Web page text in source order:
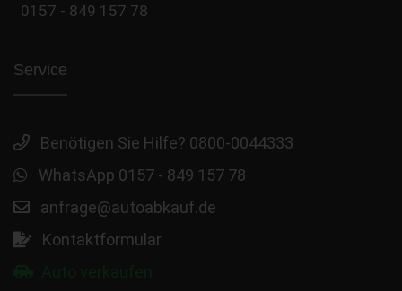
0157 - 849 157 78
Service
Benötigen Sie Hilfe? 0800-0044333
WhatsApp 0157 - 849 157 78
anfrage@autoabkauf.de
Kontaktformular